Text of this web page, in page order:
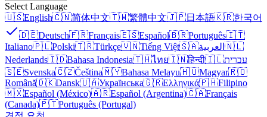
Select Language
🇺🇸English🇨🇳简体中文🇹🇼繁體中文🇯🇵日本語🇰🇷한국어
🇩🇪Deutsch🇫🇷Français🇪🇸Español🇧🇷Português🇮🇹
Italiano🇵🇱Polski🇹🇷Türkçe🇻🇳Tiếng Việt🇸🇦العربية 🇳🇱
Nederlands🇮🇩Bahasa Indonesia🇹🇭ไทย🇮🇳हिन्दी🇮🇱עברית
🇸🇪Svenska🇨🇿Čeština🇲🇾Bahasa Melayu🇭🇺Magyar🇷🇴
Română🇩🇰Dansk🇺🇦Українська🇬🇷Ελληνικά🇵🇭Filipino
🇲🇽Español (México)🇦🇷Español (Argentina)🇨🇦Français
(Canada)🇵🇹Português (Portugal)